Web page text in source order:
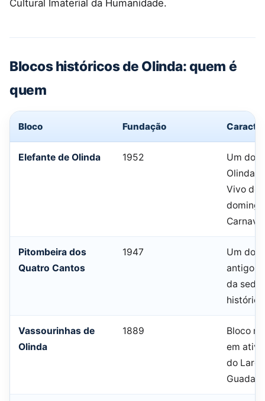
Cultural Imaterial da Humanidade.
Blocos históricos de Olinda: quem é
quem
Bloco Fundação
Elefante de Olinda 1952
Um dos
Olinda.
Vivo de
Carnaval
Pitombeira dos
Quatro Cantos
1947
Um dos
antigos.
da
histórico
Vassourinhas de
Olinda
1889
Bloco
em
do